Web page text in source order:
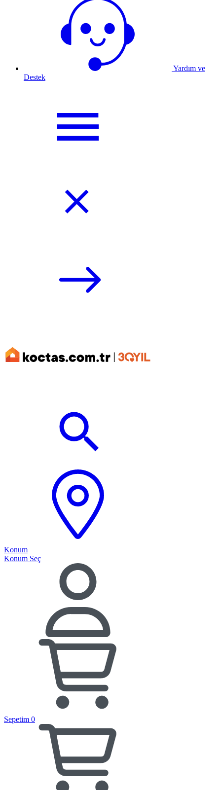
Yardım ve
Destek
Konum
Konum Seç
Sepetim 0